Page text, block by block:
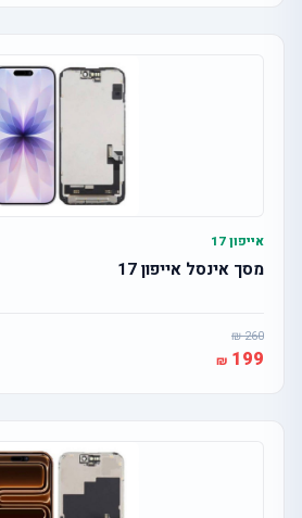
אייפון 17
מסך אינסל אייפון 17
260
199